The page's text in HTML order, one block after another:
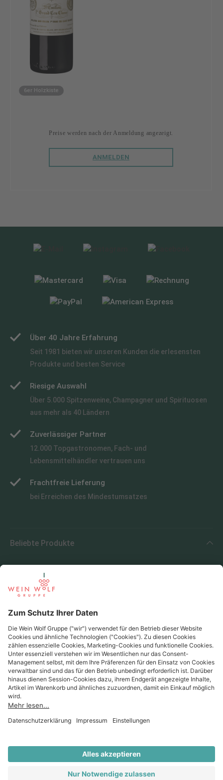
6er Holzkiste
Preise werden nach der Anmeldung angezeigt.
ANMELDEN
Über 40 Jahre Erfahrung
Seit 1981 bieten wir unseren Kunden die erlesensten
Produkte und besten Service
Riesige Auswahl
Über 5.000 Spitzenweine, Champagner und Spirituosen
aus mehr als 40 Ländern
Zuverlässiger Partner
12.000 Topgastronomen, Fach- und
Lebensmittelhändler vertrauen uns
Frachtfreie Lieferung
bei Erreichen des Mindestumsatzes
Beliebte Produkte
Beliebte Regionen
Beliebte Produzenten
Wein Wolf
Wein Wolf GmbH